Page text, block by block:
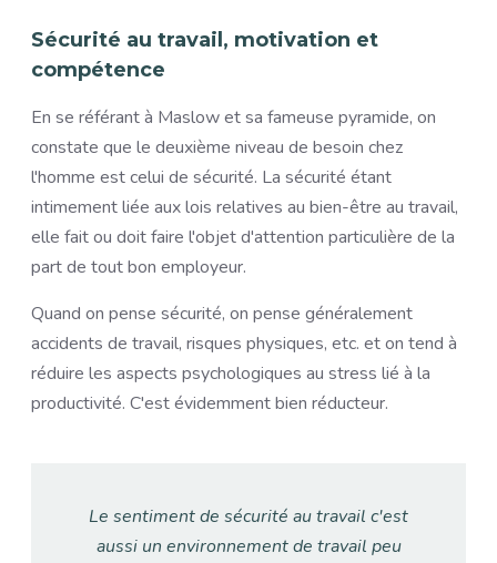
Sécurité au travail, motivation et
compétence
En se référant à Maslow et sa fameuse pyramide, on
constate que le deuxième niveau de besoin chez
l'homme est celui de sécurité. La sécurité étant
intimement liée aux lois relatives au bien-être au travail,
elle fait ou doit faire l'objet d'attention particulière de la
part de tout bon employeur.
Quand on pense sécurité, on pense généralement
accidents de travail, risques physiques, etc. et on tend à
réduire les aspects psychologiques au stress lié à la
productivité. C'est évidemment bien réducteur.
Le sentiment de sécurité au travail c'est
aussi un environnement de travail peu